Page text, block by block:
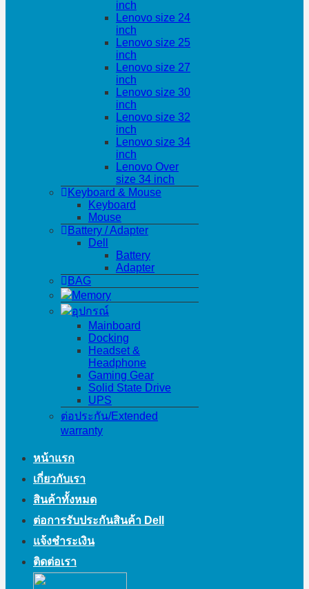
inch
Lenovo size 24
inch
Lenovo size 25
inch
Lenovo size 27
inch
Lenovo size 30
inch
Lenovo size 32
inch
Lenovo size 34
inch
Lenovo Over
size 34 inch
Keyboard & Mouse
Keyboard
Mouse
Battery / Adapter
Dell
Battery
Adapter
BAG
Memory
อุปกรณ์
Mainboard
Docking
Headset &
Headphone
Gaming Gear
Solid State Drive
UPS
ต่อประกัน/Extended
warranty
หน้าแรก
เกี่ยวกับเรา
สินค้าทั้งหมด
ต่อการรับประกันสินค้า Dell
แจ้งชำระเงิน
ติดต่อเรา